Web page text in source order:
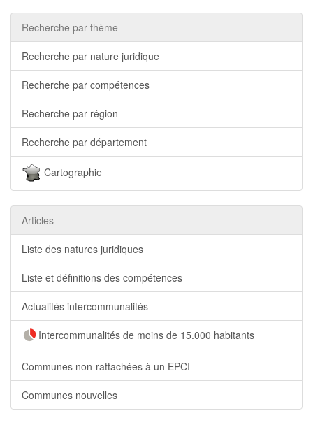
Recherche par thème
Recherche par nature juridique
Recherche par compétences
Recherche par région
Recherche par département
Cartographie
Articles
Liste des natures juridiques
Liste et définitions des compétences
Actualités intercommunalités
Intercommunalités de moins de 15.000 habitants
Communes non-rattachées à un EPCI
Communes nouvelles